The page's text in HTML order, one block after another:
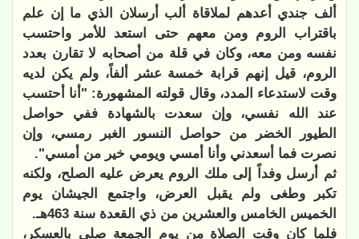
ألف جندي أعدهم لملاقاة ألب أرسلان الذي ما إن علم
باقتراب الروم ومن معهم حتى استعد للأمر واحتسب
نفسه ومن معه، وكان في قلة من أصحابه لا تقارن بعدد
الروم، قيل إنهم قرابة خمسة عشر ألفاً، ولم يكن لديه
وقت لاستدعاء المدد، وقال قولته المشهورة: "أنا أحتسب
عند الله نفسي، وإن سعدت بالشهادة ففي حواصل
الطيور الخضر من حواصل النسور الغبر رمسي، وإن
نصرت فما أسعدني وأنا أمسي ويومي خير من أمسي".
ثم أرسل وفداً إلى ملك الروم يعرض عليه الصلح، ولكنه
تكبر وطغى ولم يقبل العرض، واجتمع الجيشان يوم
الخميس الخامس والعشرين من ذي القعدة سنة 463هـ.
فلما كان وقت الصلاة من يوم الجمعة صلى بالعسكر،